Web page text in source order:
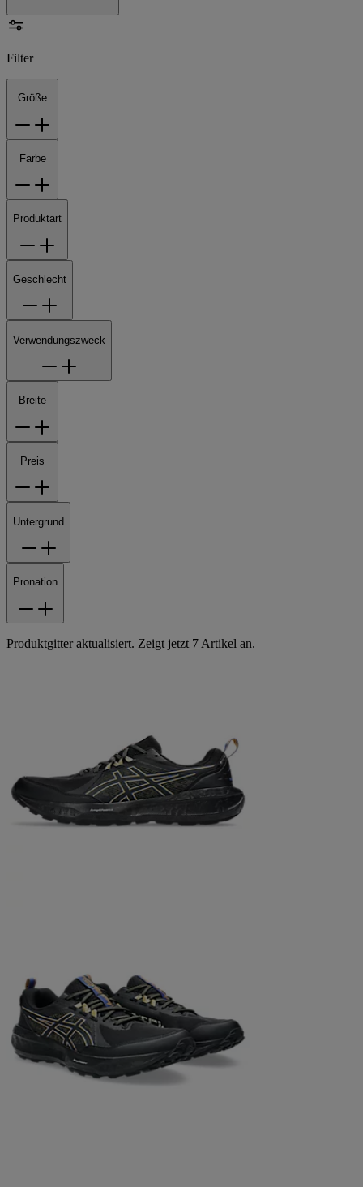
Filter
Größe
Farbe
Produktart
Geschlecht
Verwendungszweck
Breite
Preis
Untergrund
Pronation
Produktgitter aktualisiert. Zeigt jetzt 7 Artikel an.